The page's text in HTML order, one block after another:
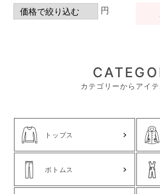
円
カテゴリーからアイ
トップス
ボトムス